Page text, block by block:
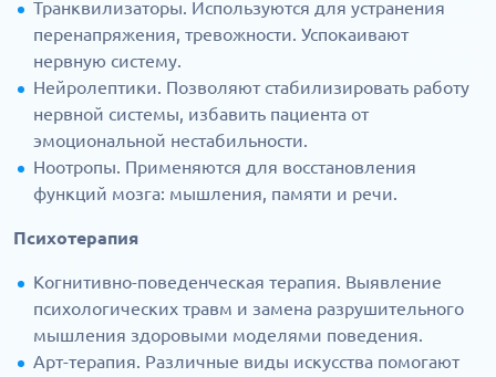
Транквилизаторы. Используются для устранения
перенапряжения, тревожности. Успокаивают
нервную систему.
Нейролептики. Позволяют стабилизировать работу
нервной системы, избавить пациента от
эмоциональной нестабильности.
Ноотропы. Применяются для восстановления
функций мозга: мышления, памяти и речи.
Психотерапия
Когнитивно-поведенческая терапия. Выявление
психологических травм и замена разрушительного
мышления здоровыми моделями поведения.
Арт-терапия. Различные виды искусства помогают